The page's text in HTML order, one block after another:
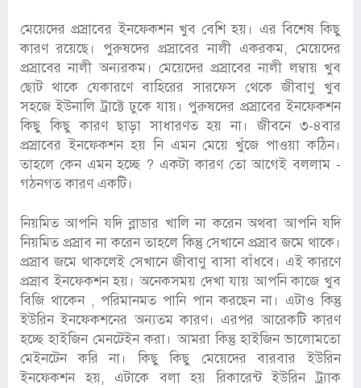
মেয়েদের প্রস্রাবের ইনফেকশন খুব বেশি হয়। এর বিশেষ কিছু
কারণ রয়েছে। পুরুষদের প্রস্রাবের নালী একরকম, মেয়েদের
প্রস্রাবের নালী অন্যরকম। মেয়েদের প্রস্রাবের নালী লম্বায় খুব
ছোট থাকে যেকারণে বাহিরের সারফেস থেকে জীবাণু খুব
সহজে ইউনালি ট্রাক্টে ঢুকে যায়। পুরুষদের প্রস্রাবের ইনফেকশন
কিছু কিছু কারণ ছাড়া সাধারণত হয় না। জীবনে ৩-৪বার
প্রস্রাবের ইনফেকশন হয় নি এমন মেয়ে খুঁজে পাওয়া কঠিন।
তাহলে কেন এমন হচ্ছে ? একটা কারণ তো আগেই বললাম -
গঠনগত কারণ একটি।
নিয়মিত আপনি যদি ব্লাডার খালি না করেন অথবা আপনি যদি
নিয়মিত প্রস্রাব না করেন তাহলে কিন্তু সেখানে প্রস্রাব জমে থাকে।
প্রস্রাব জমে থাকলেই সেখানে জীবাণু বাসা বাঁধবে। এই কারণে
প্রস্রাব ইনফেকশন হয়। অনেকসময় দেখা যায় আপনি কাজে খুব
বিজি থাকেন , পরিমানমত পানি পান করছেন না। এটাও কিন্তু
ইউরিন ইনফেকশনের অন্যতম কারণ। এরপর আরেকটি কারণ
হচ্ছে হাইজিন মেনটেইন করা। আমরা কিন্তু হাইজিন ভালোমতো
মেইনটেন করি না। কিছু কিছু মেয়েদের বারবার ইউরিন
ইনফেকশন হয়, এটাকে বলা হয় রিকারেন্ট ইউরিন ট্র্যাক